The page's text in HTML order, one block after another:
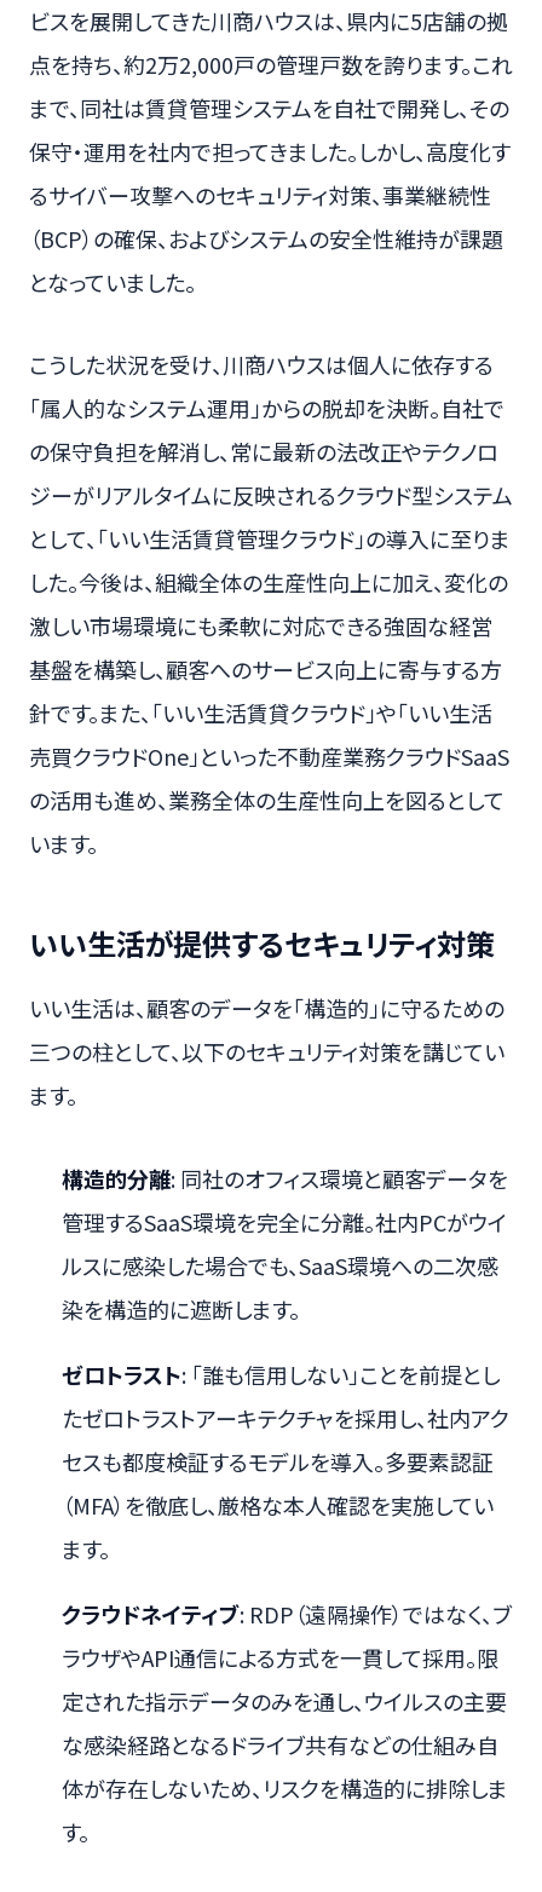
ビスを展開してきた川商ハウスは、県内に5店舗の拠
点を持ち、約2万2,000戸の管理戸数を誇ります。これ
まで、同社は賃貸管理システムを自社で開発し、その
保守・運用を社内で担ってきました。しかし、高度化す
るサイバー攻撃へのセキュリティ対策、事業継続性
（BCP）の確保、およびシステムの安全性維持が課題
となっていました。
こうした状況を受け、川商ハウスは個人に依存する
「属人的なシステム運用」からの脱却を決断。自社で
の保守負担を解消し、常に最新の法改正やテクノロ
ジーがリアルタイムに反映されるクラウド型システム
として、「いい生活賃貸管理クラウド」の導入に至りま
した。今後は、組織全体の生産性向上に加え、変化の
激しい市場環境にも柔軟に対応できる強固な経営
基盤を構築し、顧客へのサービス向上に寄与する方
針です。また、「いい生活賃貸クラウド」や「いい生活
売買クラウドOne」といった不動産業務クラウドSaaS
の活用も進め、業務全体の生産性向上を図るとして
います。
いい生活が提供するセキュリティ対策
いい生活は、顧客のデータを「構造的」に守るための
三つの柱として、以下のセキュリティ対策を講じてい
ます。
構造的分離: 同社のオフィス環境と顧客データを
管理するSaaS環境を完全に分離。社内PCがウイ
ルスに感染した場合でも、SaaS環境への二次感
染を構造的に遮断します。
ゼロトラスト: 「誰も信用しない」ことを前提とし
たゼロトラストアーキテクチャを採用し、社内アク
セスも都度検証するモデルを導入。多要素認証
（MFA）を徹底し、厳格な本人確認を実施してい
ます。
クラウドネイティブ: RDP（遠隔操作）ではなく、ブ
ラウザやAPI通信による方式を一貫して採用。限
定された指示データのみを通し、ウイルスの主要
な感染経路となるドライブ共有などの仕組み自
体が存在しないため、リスクを構造的に排除しま
す。